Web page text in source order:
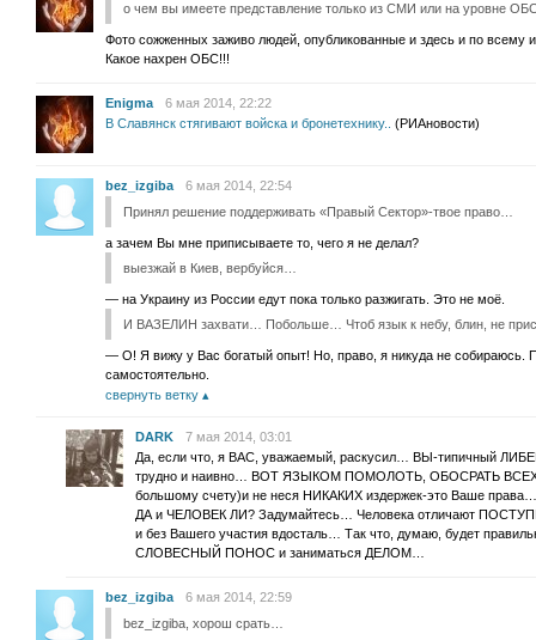
о чем вы имеете представление только из СМИ или на уровне
Фото сожженных заживо людей, опубликованные и здесь и по всему
Какое нахрен ОБС!!!
Enigma
6 мая 2014, 22:22
В Славянск стягивают войска и бронетехнику..
(РИАновости)
bez_izgiba
6 мая 2014, 22:54
Принял решение поддерживать «Правый Сектор»-твое право…
а зачем Вы мне приписываете то, чего я не делал?
выезжай в Киев, вербуйся…
— на Украину из России едут пока только разжигать. Это не моё.
И ВАЗЕЛИН захвати… Побольше… Чтоб язык к небу, блин, не
— О! Я вижу у Вас богатый опыт! Но, право, я никуда не собираюсь.
самостоятельно.
свернуть ветку
DARK
7 мая 2014, 03:01
Да, если что, я ВАС, уважаемый, раскусил… ВЫ-типичный
трудно и наивно… ВОТ ЯЗЫКОМ ПОМОЛОТЬ, ОБОСРАТЬ ВСЕХ
большому счету)и не неся НИКАКИХ издержек-это Ваше
ДА и ЧЕЛОВЕК ЛИ? Задумайтесь… Человека отличают
и без Вашего участия вдосталь… Так что, думаю, будет
СЛОВЕСНЫЙ ПОНОС и заниматься ДЕЛОМ…
bez_izgiba
6 мая 2014, 22:59
bez_izgiba, хорош срать…